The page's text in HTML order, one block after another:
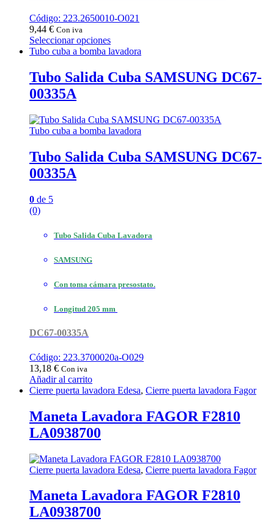
Código: 223.2650010-O021
9,44 € Con iva
Seleccionar opciones
Este
tiene
múltiples
variantes.
opciones
se
pueden
elegir
en
la
página
de
producto
Tubo cuba a bomba lavadora
Tubo Salida Cuba SAMSUNG DC67-
00335A
Tubo cuba a bomba lavadora
Tubo Salida Cuba SAMSUNG DC67-
00335A
0 de 5
(0)
Tubo Salida Cuba Lavadora
SAMSUNG
Con toma cámara presostato.
Longitud 205 mm
DC67-00335A
Código: 223.3700020a-O029
13,18 € Con iva
Añadir al carrito
Cierre puerta lavadora Edesa, Cierre puerta lavadora Fagor
Maneta Lavadora FAGOR F2810
LA0938700
Cierre puerta lavadora Edesa, Cierre puerta lavadora Fagor
Maneta Lavadora FAGOR F2810
LA0938700